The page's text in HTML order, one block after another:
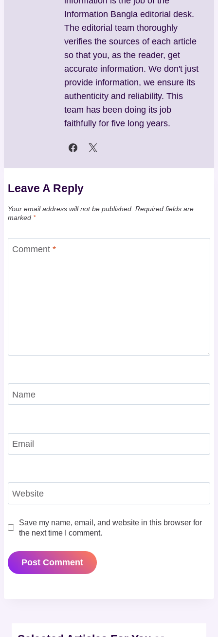
Information Bangla editorial desk.
The editorial team thoroughly
verifies the sources of each article
so that you, as the reader, get
accurate information. We don't just
provide information, we ensure its
authenticity and reliability. This
team has been doing its job
faithfully for five long years.
Leave A Reply
Your email address will not be published. Required fields are
marked *
Comment *
Name
Email
Website
Save my name, email, and website in this browser for
the next time I comment.